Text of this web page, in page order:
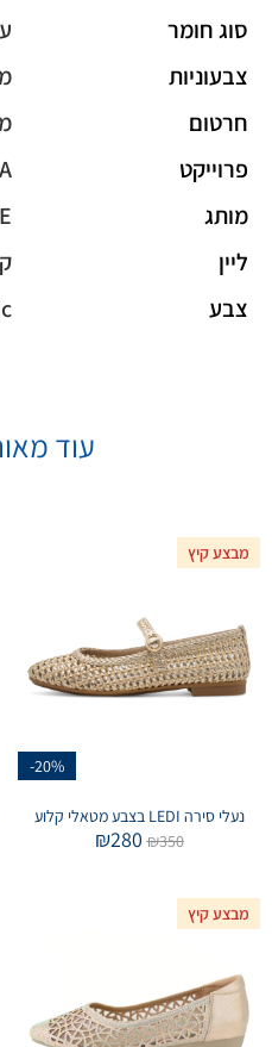
סוג חומר
צבעוניות
חרטום
פרוייקט
מותג
ליין
צבע
עוד
מבצע קיץ
-20%
נעלי סירה LEDI בצבע מטאלי קלוע
₪350
₪280
מבצע קיץ